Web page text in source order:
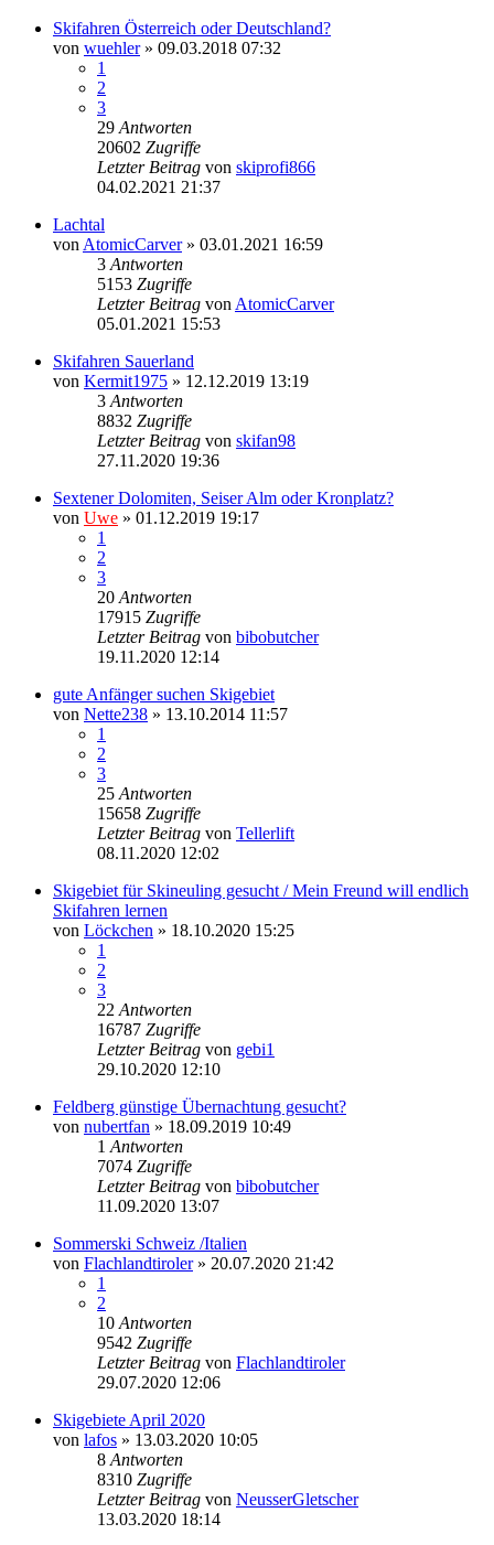
Skifahren Österreich oder Deutschland?
von wuehler» 09.03.2018 07:32
1
2
3
29 Antworten
20602 Zugriffe
Letzter Beitrag von skiprofi866
04.02.2021 21:37
Lachtal
von AtomicCarver» 03.01.2021 16:59
3 Antworten
5153 Zugriffe
Letzter Beitrag von AtomicCarver
05.01.2021 15:53
Skifahren Sauerland
von Kermit1975 » 12.12.2019 13:19
3 Antworten
8832 Zugriffe
Letzter Beitrag von skifan98
27.11.2020 19:36
Sextener Dolomiten, Seiser Alm oder Kronplatz?
von Uwe » 01.12.2019 19:17
1
2
3
20 Antworten
17915 Zugriffe
Letzter Beitrag von bibobutcher
19.11.2020 12:14
gute Anfänger suchen Skigebiet
von Nette238 » 13.10.2014 11:57
1
2
3
25 Antworten
15658 Zugriffe
Letzter Beitrag von Tellerlift
08.11.2020 12:02
Skigebiet für Skineuling gesucht / Mein Freund will endlich
Skifahren lernen
von Löckchen » 18.10.2020 15:25
1
2
3
22 Antworten
16787 Zugriffe
Letzter Beitrag von gebi1
29.10.2020 12:10
Feldberg günstige Übernachtung gesucht?
von nubertfan » 18.09.2019 10:49
1 Antworten
7074 Zugriffe
Letzter Beitrag von bibobutcher
11.09.2020 13:07
Sommerski Schweiz /Italien
von Flachlandtiroler» 20.07.2020 21:42
1
2
10 Antworten
9542 Zugriffe
Letzter Beitrag von Flachlandtiroler
29.07.2020 12:06
Skigebiete April 2020
von lafos » 13.03.2020 10:05
8 Antworten
8310 Zugriffe
Letzter Beitrag von NeusserGletscher
13.03.2020 18:14